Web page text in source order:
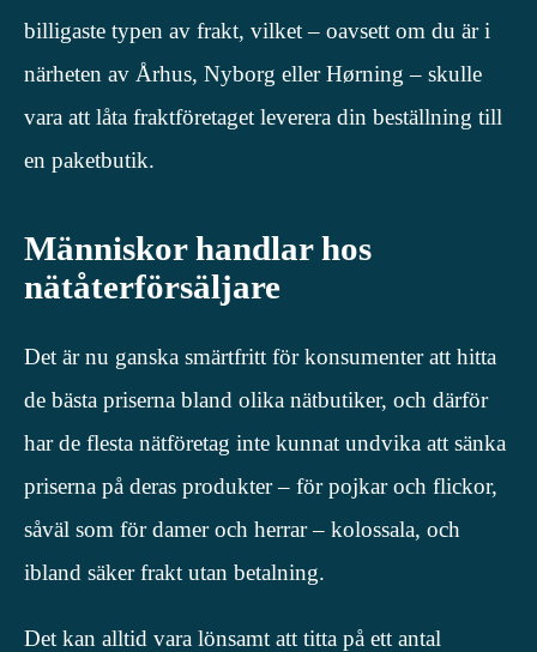
billigaste typen av frakt, vilket – oavsett om du är i
närheten av Århus, Nyborg eller Hørning – skulle
vara att låta fraktföretaget leverera din beställning till
en paketbutik.
Människor handlar hos
nätåterförsäljare
Det är nu ganska smärtfritt för konsumenter att hitta
de bästa priserna bland olika nätbutiker, och därför
har de flesta nätföretag inte kunnat undvika att sänka
priserna på deras produkter – för pojkar och flickor,
såväl som för damer och herrar – kolossala, och
ibland säker frakt utan betalning.
Det kan alltid vara lönsamt att titta på ett antal